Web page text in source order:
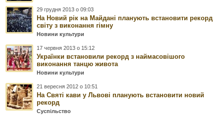
29 грудня 2013 о 09:03
На Новий рік на Майдані планують встановити рекорд
світу з виконання гімну
Новини культури
17 червня 2013 о 15:12
Українки встановили рекорд з наймасовішого
виконання танцю живота
Новини культури
21 вересня 2012 о 10:51
На Святі кави у Львові планують встановити новий
рекорд
Суспільство